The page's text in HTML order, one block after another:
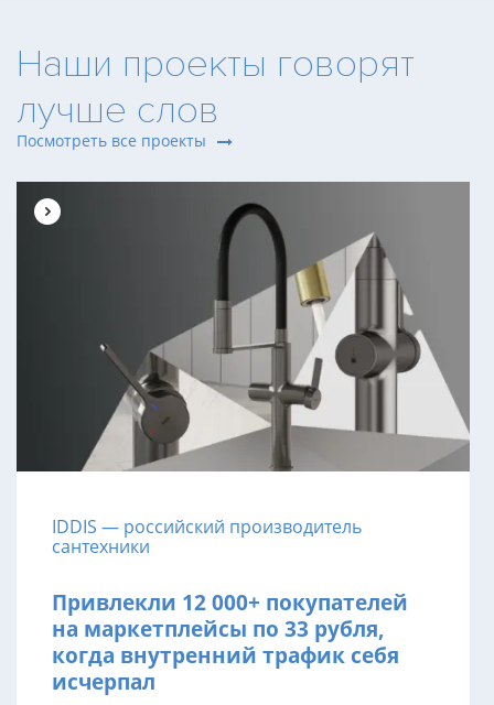
Наши проекты говорят
лучше слов
Посмотреть все проекты
IDDIS — российский производитель
сантехники
Привлекли 12 000+ покупателей
на маркетплейсы по 33 рубля,
когда внутренний трафик себя
исчерпал